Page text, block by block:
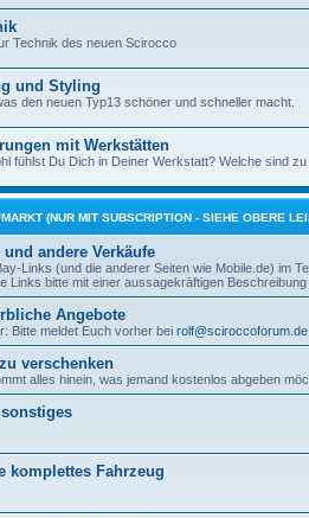
Technik des neuen Scirocco
und Styling
den neuen Typ13 schöner und schneller macht.
mit Werkstätten
fühlst Du Dich in Deiner Werkstatt? Welche sind
(NUR MIT SUBSCRIPTION - SIEHE OBERE
und andere Verkäufe
Links (und die anderer Seiten wie Mobile.de) im
Links bitte mit einer aussagekräftigen Beschreibung
Angebote
Bitte meldet Euch vorher bei rolf@sciroccoforum.de
verschenken
alles hinein, was jemand kostenlos abgeben
sonstiges
komplettes Fahrzeug